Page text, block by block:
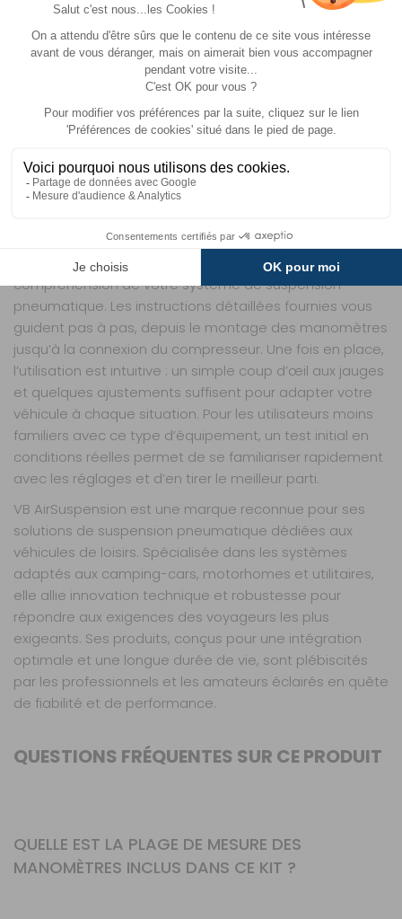
de base VB à deux circuits, en ajoutant une couche de
contrôle et de flexibilité. Que vous prépariez votre
véhicule pour l’hivernage, que vous partiez pour un
road-trip de plusieurs semaines ou que vous cheriez
système vous donne les moyens d’agir en toute
soignée garantissent une longue durée de vie, même
dans des conditions d’utilisation intensives.
L’installation de ce kit ne nécessite pas de
compétences techniques avancées, mais une bonne
compréhension de votre système de suspension
pneumatique. Les instructions détaillées fournies vous
guident pas à pas, depuis le montage des manomètres
jusqu’à la connexion du compresseur. Une fois en place,
l’utilisation est intuitive : un simple coup d’œil aux jauges
et quelques ajustements suffisent pour adapter votre
véhicule à chaque situation. Pour les utilisateurs moins
familiers avec ce type d’équipement, un test initial en
conditions réelles permet de se familiariser rapidement
avec les réglages et d’en tirer le meilleur parti.
VB AirSuspension est une marque reconnue pour ses
solutions de suspension pneumatique dédiées aux
véhicules de loisirs. Spécialisée dans les systèmes
adaptés aux camping-cars, motorhomes et utilitaires,
elle allie innovation technique et robustesse pour
répondre aux exigences des voyageurs les plus
exigeants. Ses produits, conçus pour une intégration
optimale et une longue durée de vie, sont plébiscités
par les professionnels et les amateurs éclairés en quête
de fiabilité et de performance.
QUESTIONS FRÉQUENTES SUR CE PRODUIT
QUELLE EST LA PLAGE DE MESURE DES
MANOMÈTRES INCLUS DANS CE KIT ?